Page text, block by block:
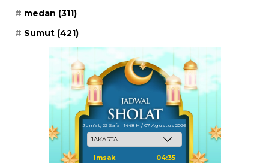
medan (311)
Sumut (421)
Jum'at, 22 Safar 1448 H / 07 Agustus 2026
Imsak 04:35